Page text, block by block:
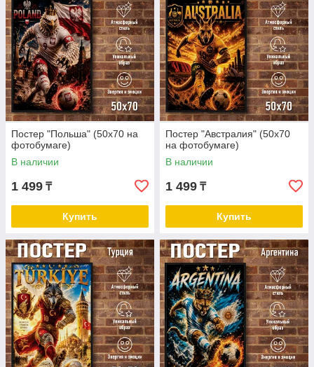
Постер "Польша" (50х70 на
фотобумаге)
В наличии
1 499 ₸
Купить
Постер "Австралия" (50х70
на фотобумаге)
В наличии
1 499 ₸
Купить